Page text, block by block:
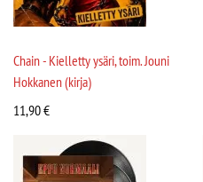
Chain - Kielletty ysäri, toim. Jouni
Hokkanen (kirja)
11,90€